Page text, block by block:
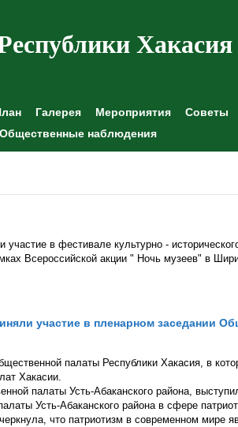
Хакасия
Галерея Мероприятия Советы
Общественные наблюдения
в фестивале культурно -
Всероссийской акции " Ночь музеев" в
участие в пленарном заседании
палаты Республики Хакасия, в
Хакасии.
палаты Усть-Абаканского района,
Усть-Абаканского района в сфере
что патриотизм в современном мире